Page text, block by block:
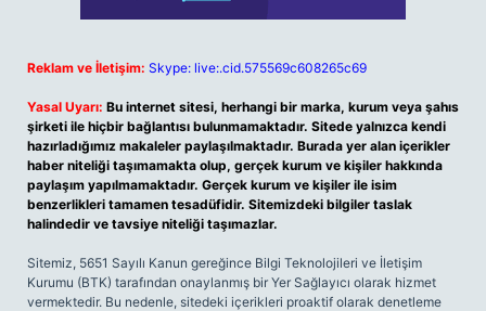
Reklam ve İletişim: Skype: live:.cid.575569c608265c69
Yasal Uyarı: Bu internet sitesi, herhangi bir marka, kurum veya şahıs
şirketi ile hiçbir bağlantısı bulunmamaktadır. Sitede yalnızca kendi
hazırladığımız makaleler paylaşılmaktadır. Burada yer alan içerikler
haber niteliği taşımamakta olup, gerçek kurum ve kişiler hakkında
paylaşım yapılmamaktadır. Gerçek kurum ve kişiler ile isim
benzerlikleri tamamen tesadüfidir. Sitemizdeki bilgiler taslak
halindedir ve tavsiye niteliği taşımazlar.
Sitemiz, 5651 Sayılı Kanun gereğince Bilgi Teknolojileri ve İletişim
Kurumu (BTK) tarafından onaylanmış bir Yer Sağlayıcı olarak hizmet
vermektedir. Bu nedenle, sitedeki içerikleri proaktif olarak denetleme